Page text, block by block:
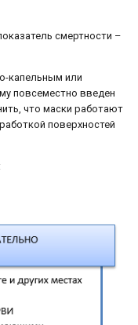
смертности –
капельным или
повсеместно введен
что маски работают
поверхностей